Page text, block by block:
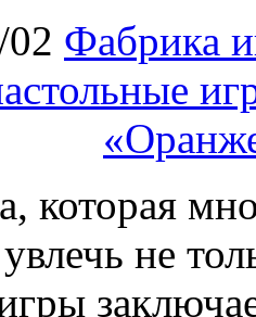
02 Фабрика
которая
не